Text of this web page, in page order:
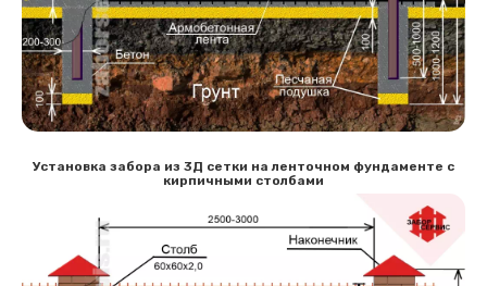
Установка забора из 3Д сетки на ленточном фундаменте с
кирпичными столбами